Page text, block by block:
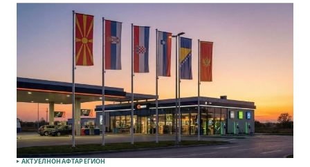
АКТУЕЛНОНАФТАРЕГИОН